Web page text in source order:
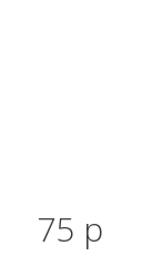
75 р